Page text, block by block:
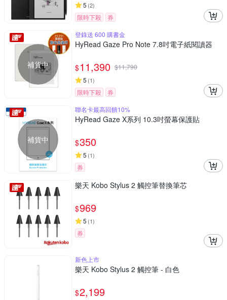
5 (2)
限時下殺 券
補貨中
登錄送 600 購書金
HyRead Gaze Pro Note 7.8吋電子紙閱讀器
$11,390 $11,790
5 (1)
限時下殺 券
補貨中
聯名卡最高回饋10%
HyRead Gaze X系列 10.3吋螢幕保護貼
$350
5 (1)
券
樂天 Kobo Stylus 2 觸控筆替換筆芯
$969
5 (1)
券
新色上市
樂天 Kobo Stylus 2 觸控筆 - 白色
$2,199